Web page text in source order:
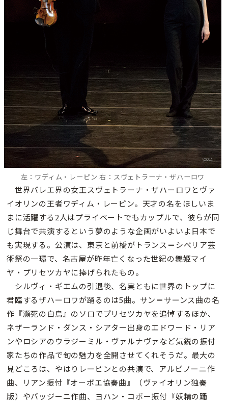
左：ワディム・レーピン 右：スヴェトラーナ・ザハーロワ
世界バレエ界の女王スヴェトラーナ・ザハーロワとヴァ
イオリンの王者ワディム・レーピン。天才の名をほしいま
まに活躍する2人はプライベートでもカップルで、彼らが同
じ舞台で共演するという夢のような企画がいよいよ日本で
も実現する。公演は、東京と前橋がトランス＝シベリア芸
術祭の一環で、名古屋が昨年亡くなった世紀の舞姫マイ
ヤ・プリセツカヤに捧げられたもの。
シルヴィ・ギエムの引退後、名実ともに世界のトップに
君臨するザハーロワが踊るのは5曲。サン＝サーンス曲の名
作『瀕死の白鳥』のソロでプリセツカヤを追悼するほか、
ネザーランド・ダンス・シアター出身のエドワード・リア
ンやロシアのウラジーミル・ヴァルナヴァなど気鋭の振付
家たちの作品で旬の魅力を全開させてくれそうだ。最大の
見どころは、やはりレーピンとの共演で、アルビノーニ作
曲、リアン振付『オーボエ協奏曲』（ヴァイオリン独奏
版）やバッジーニ作曲、ヨハン・コボー振付『妖精の踊